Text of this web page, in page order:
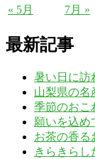
« 5月 7月 »
最新記事
暑い日に訪
山梨県の名
季節のおこ
願いを込め
お茶の香る
きらきらし